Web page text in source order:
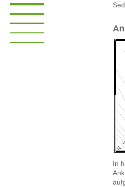
In